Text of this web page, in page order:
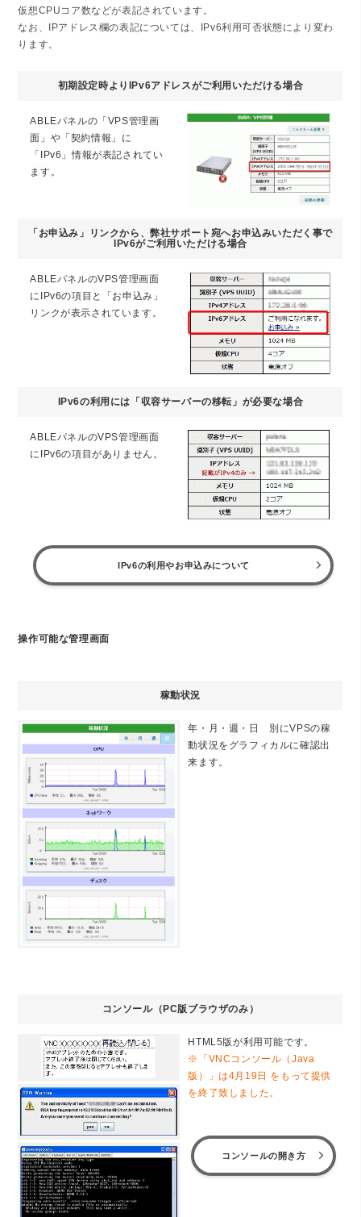
仮想CPUコア数などが表記されています。
なお、IPアドレス欄の表記については、IPv6利用可否状態により変わ
ります。
初期設定時よりIPv6アドレスがご利用いただける場合
ABLEパネルの「VPS管理画
面」や「契約情報」に
「IPv6」情報が表記されてい
ます。
「お申込み」リンクから、弊社サポート宛へお申込みいただく事で
IPv6がご利用いただける場合
ABLEパネルのVPS管理画面
にIPv6の項目と「お申込み」
リンクが表示されています。
IPv6の利用には「収容サーバーの移転」が必要な場合
ABLEパネルのVPS管理画面
にIPv6の項目がありません。
IPv6の利用やお申込みについて
操作可能な管理画面
稼動状況
年・月・週・日 別にVPSの稼
動状況をグラフィカルに確認出
来ます。
コンソール（PC版ブラウザのみ）
HTML5版が利用可能です。
※「VNCコンソール（Java
版）」は4月19日 をもって提供
を終了致しました。
コンソールの開き方